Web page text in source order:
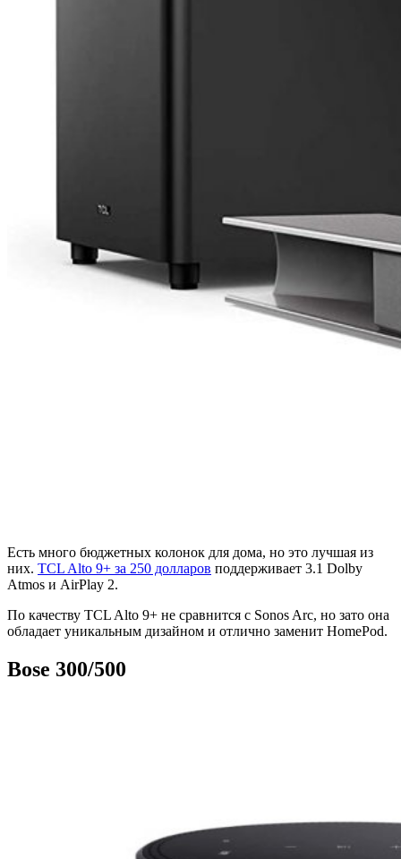
Есть много бюджетных колонок для дома, но это лучшая из
них. TCL Alto 9+ за 250 долларов поддерживает 3.1 Dolby
Atmos и AirPlay 2.
По качеству TCL Alto 9+ не сравнится с Sonos Arc, но зато она
обладает уникальным дизайном и отлично заменит HomePod.
Bose 300/500